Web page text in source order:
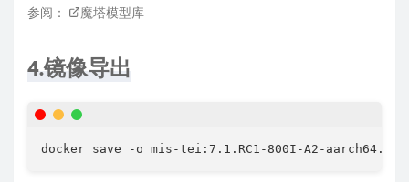
参阅： 魔塔模型库
4.镜像导出
docker save -o mis-tei:7.1.RC1-800I-A2-aarch64.tar